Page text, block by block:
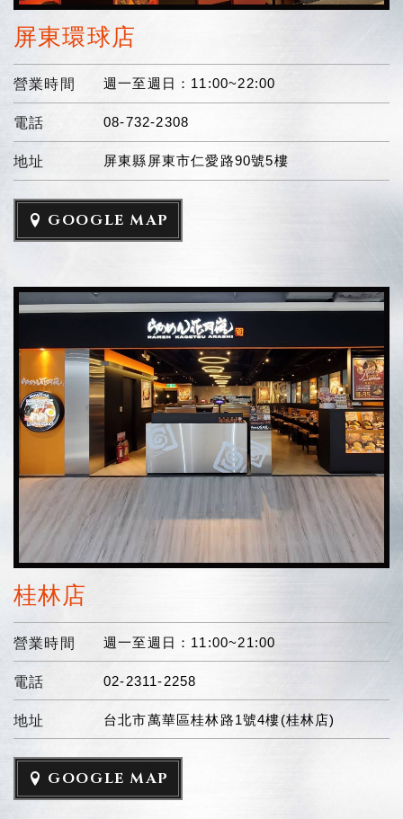
屏東環球店
營業時間 週一至週日：11:00~22:00
電話 08-732-2308
地址 屏東縣屏東市仁愛路90號5樓
GOOGLE MAP
桂林店
營業時間 週一至週日：11:00~21:00
電話 02-2311-2258
地址 台北市萬華區桂林路1號4樓(桂林店)
GOOGLE MAP